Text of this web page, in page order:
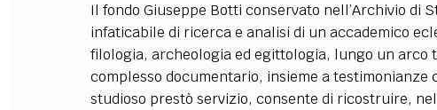
Il fondo Giuseppe Botti conservato nell’Archivio di
infaticabile di ricerca e analisi di un accademico
filologia, archeologia ed egittologia, lungo un arco
complesso documentario, insieme a
studioso prestò servizio, consente di ricostruire,